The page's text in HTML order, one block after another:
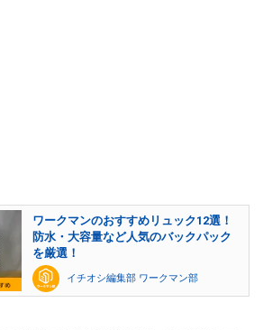
ワークマンのおすすめリュック12選！
防水・大容量など人気のバックパック
を厳選！
イチオシ編集部 ワークマン部